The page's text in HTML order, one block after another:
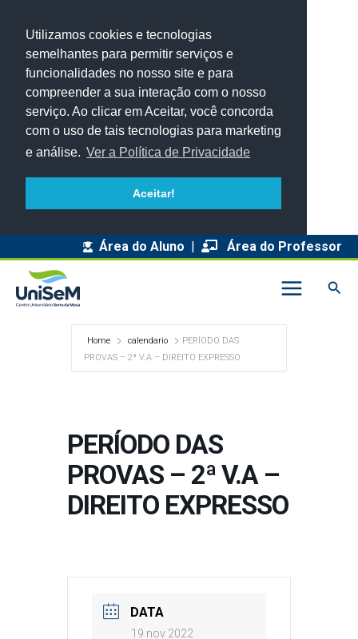
Utilizamos cookies e tecnologias
semelhantes para permitir serviços e
funcionalidades no nosso site e para
compreender a sua interação com o nosso
serviço. Ao clicar em Aceitar, você concorda
com o uso de tais tecnologias para marketing
e análise. Ver a Política de Privacidade
Aceitar!
Área do Aluno | Área do Professor
Home calendario
PERÍODO DAS
PROVAS – 2ª V.A – DIREITO EXPRESSO
PERÍODO DAS
PROVAS – 2ª V.A –
DIREITO EXPRESSO
DATA
19 nov 2022